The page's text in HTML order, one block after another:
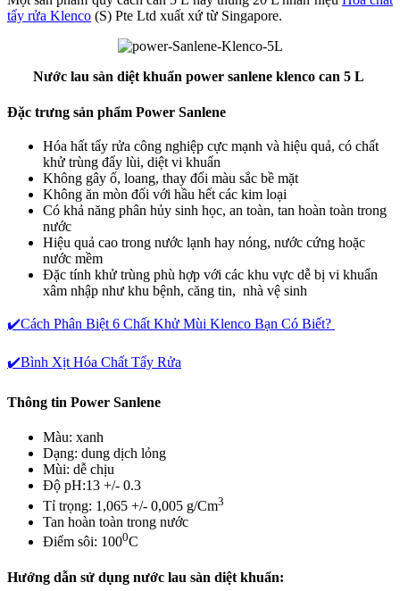
tẩy rửa Klenco (S) Pte Ltd xuất xứ từ Singapore.
Nước lau sàn diệt khuẩn power sanlene klenco can 5 L
Đặc trưng sản phẩm Power Sanlene
Hóa hất tẩy rửa công nghiệp cực mạnh và hiệu quả, có chất
khử trùng đẩy lùi, diệt vi khuẩn
Không gây ố, loang, thay đổi màu sắc bề mặt
Không ăn mòn đối với hầu hết các kim loại
Có khả năng phân hủy sinh học, an toàn, tan hoàn toàn trong
nước
Hiệu quả cao trong nước lạnh hay nóng, nước cứng hoặc
nước mềm
Đặc tính khử trùng phù hợp với các khu vực dễ bị vi khuẩn
xâm nhập như khu bệnh, căng tin, nhà vệ sinh
✔️Cách Phân Biệt 6 Chất Khử Mùi Klenco Bạn Có Biết?
✔️Bình Xịt Hóa Chất Tẩy Rửa
Thông tin Power Sanlene
Màu: xanh
Dạng: dung dịch lỏng
Mùi: dễ chịu
Độ pH:13 +/- 0.3
Tỉ trọng: 1,065 +/- 0,005 g/Cm3
Tan hoàn toàn trong nước
Điểm sôi: 1000C
Hướng dẫn sử dụng nước lau sàn diệt khuẩn: